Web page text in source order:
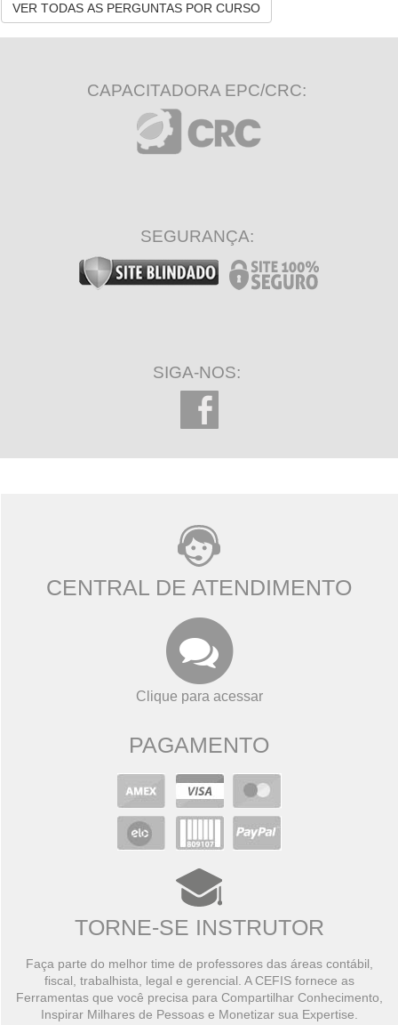
VER TODAS AS PERGUNTAS POR CURSO
CAPACITADORA EPC/CRC:
SEGURANÇA:
SIGA-NOS:
CENTRAL DE ATENDIMENTO
Clique para acessar
PAGAMENTO
TORNE-SE INSTRUTOR
Faça parte do melhor time de professores das áreas contábil,
fiscal, trabalhista, legal e gerencial. A CEFIS fornece as
Ferramentas que você precisa para Compartilhar Conhecimento,
Inspirar Milhares de Pessoas e Monetizar sua Expertise.